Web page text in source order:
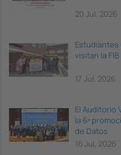
20 Jul, 2026
visitan la FIB
17 Jul, 2026
El Auditorio
la 6ª
de Datos
16 Jul, 2026